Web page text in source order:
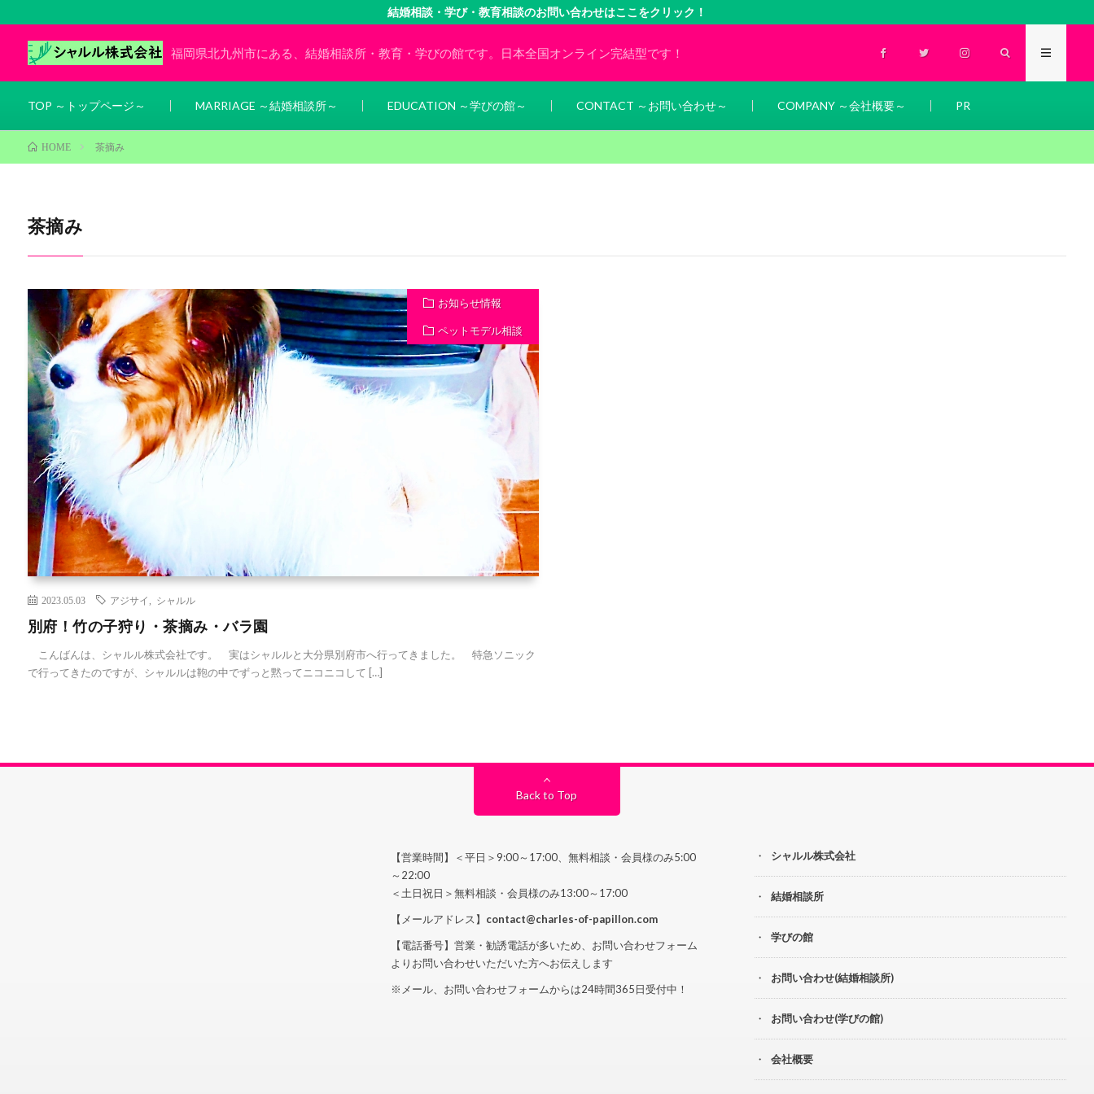
結婚相談・学び・教育相談のお問い合わせはここをクリック！
福岡県北九州市にある、結婚相談所・教育・学びの館です。日本全国オンライン完結型です！
TOP ～トップページ～ MARRIAGE ～結婚相談所～ EDUCATION ～学びの館～ CONTACT ～お問い合わせ～ COMPANY ～会社概要～ PR
HOME 茶摘み
茶摘み
お知らせ情報
ペットモデル相談
2023.05.03 アジサイ シャルル
別府！竹の子狩り・茶摘み・バラ園
こんばんは、シャルル株式会社です。 実はシャルルと大分県別府市へ行ってきました。 特急ソニック
で行ってきたのですが、シャルルは鞄の中でずっと黙ってニコニコして […]
Back to Top
【営業時間】＜平日＞9:00～17:00、無料相談・会員様のみ5:00
～22:00
＜土日祝日＞無料相談・会員様のみ13:00～17:00
【メールアドレス】 contact@charles-of-papillon.com
【電話番号】営業・勧誘電話が多いため、お問い合わせフォーム
よりお問い合わせいただいた方へお伝えします
※メール、お問い合わせフォームからは24時間365日受付中！
シャルル株式会社
結婚相談所
学びの館
お問い合わせ(結婚相談所)
お問い合わせ(学びの館)
会社概要